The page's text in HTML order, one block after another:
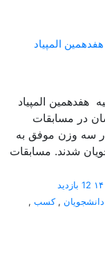
المپیاد
هفدهمین المپیاد
در مسابقات
سه وزن موفق به
شدند. مسابقات
12 بازدید
دانشجویان ,کسب ,